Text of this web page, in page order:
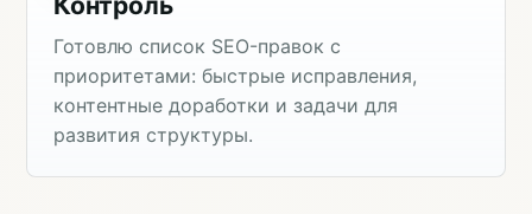
Готовлю список SEO-правок с
приоритетами: быстрые исправления,
контентные доработки и задачи для
развития структуры.